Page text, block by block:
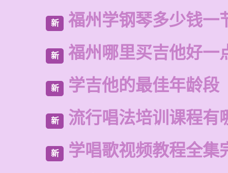
新 福州学钢琴多少钱一
新 福州哪里买吉他好一
新 学吉他的最佳年龄段
新 流行唱法培训课程有
新 学唱歌视频教程全集